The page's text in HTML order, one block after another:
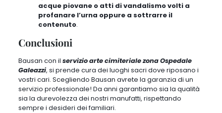
acque piovane o atti di vandalismo volti a
profanare l’urna oppure a sottrarre il
contenuto.
Conclusioni
Bausan con il servizio arte cimiteriale zona Ospedale
Galeazzi, si prende cura dei luoghi sacri dove riposano i
vostri cari. Scegliendo Bausan avrete la garanzia di un
servizio professionale! Da anni garantiamo sia la qualità
sia la durevolezza dei nostri manufatti, rispettando
sempre i desideri dei familiari.